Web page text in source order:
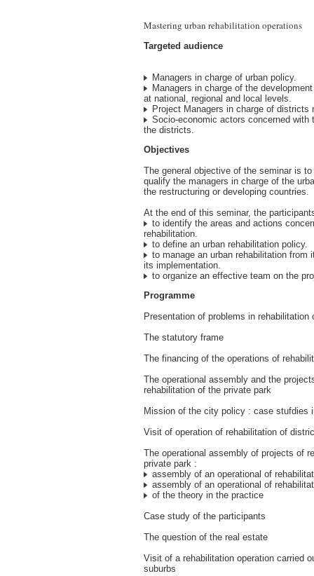
Mastering urban rehabilitation operations
Targeted audience
Managers in charge of urban policy.
Managers in charge of the
at national, regional and local levels.
Project Managers in charge of districts
Socio-economic actors concerned with
the districts.
Objectives
The general objective of the seminar is
qualify the managers in charge of the
the restructuring or developing countries.
At the end of this seminar, the
to identify the areas and actions
rehabilitation.
to define an urban rehabilitation policy.
to manage an urban rehabilitation from
its implementation.
to organize an effective team on the
Programme
Presentation of problems in
The statutory frame
The financing of the operations of
The operational assembly and the
rehabilitation of the private park
Mission of the city policy : case stufdies
Visit of operation of rehabilitation of
The operational assembly of projects of
private park :
assembly of an operational of
assembly of an operational of
of the theory in the practice
Case study of the participants
The question of the real estate
Visit of a rehabilitation operation carried
suburbs